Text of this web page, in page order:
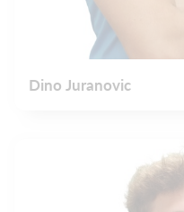
Dino Juranovic